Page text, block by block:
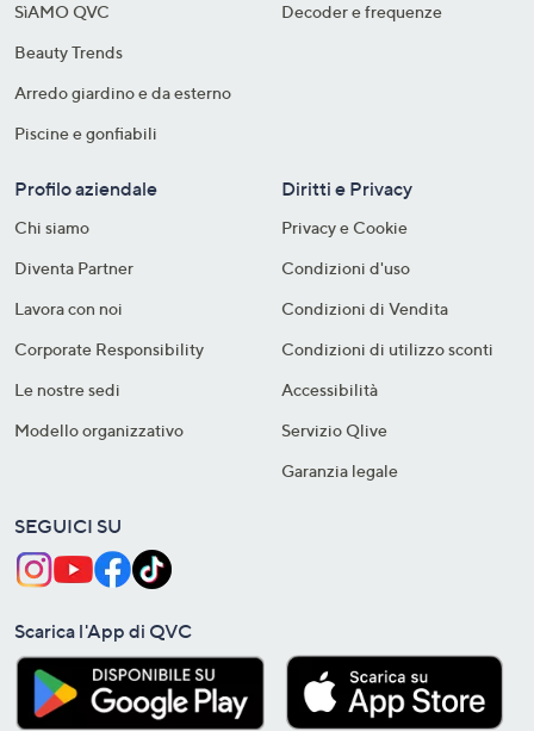
SìAMO QVC
Beauty Trends
Arredo giardino e da esterno
Piscine e gonfiabili
Decoder e frequenze​
Profilo aziendale
Chi siamo
Diventa Partner
Lavora con noi
Corporate Responsibility
Le nostre sedi
Modello organizzativo
Diritti e Privacy
Privacy e Cookie
Condizioni d'uso
Condizioni di Vendita
Condizioni di utilizzo sconti
Accessibilità
Servizio Qlive
Garanzia legale
SEGUICI SU
Scarica l'App di QVC